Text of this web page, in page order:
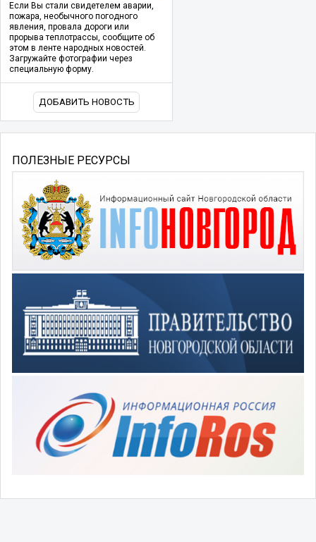
Если Вы стали свидетелем аварии,
пожара, необычного погодного
явления, провала дороги или
прорыва теплотрассы, сообщите об
этом в ленте народных новостей.
Загружайте фотографии через
специальную форму.
ДОБАВИТЬ НОВОСТЬ
ПОЛЕЗНЫЕ РЕСУРСЫ